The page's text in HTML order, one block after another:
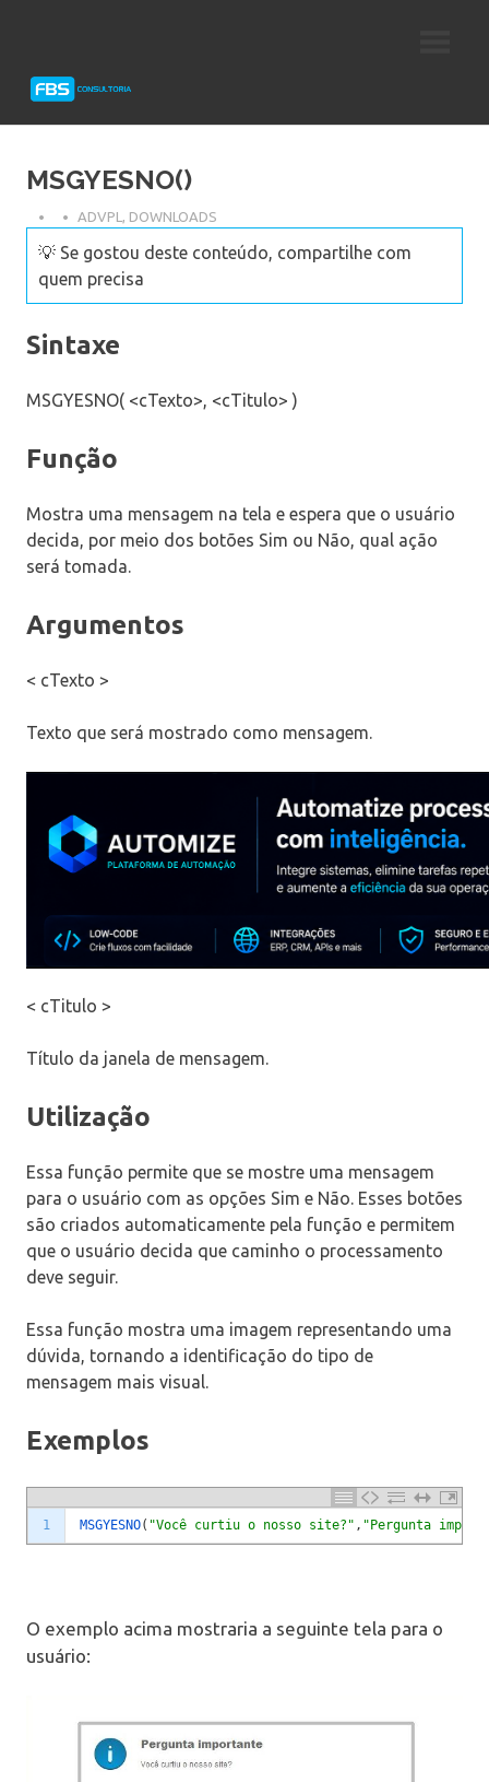
Protheus
MSGYESNO()
ADVPL , DOWNLOADS
💡 Se gostou deste conteúdo, compartilhe com
quem precisa
Sintaxe
MSGYESNO( <cTexto>, <cTitulo> )
Função
Mostra uma mensagem na tela e espera que o usuário
decida, por meio dos botões Sim ou Não, qual ação
será tomada.
Argumentos
< cTexto >
Texto que será mostrado como mensagem.
< cTitulo >
Título da janela de mensagem.
Utilização
Essa função permite que se mostre uma mensagem
para o usuário com as opções Sim e Não. Esses botões
são criados automaticamente pela função e permitem
que o usuário decida que caminho o processamento
deve seguir.
Essa função mostra uma imagem representando uma
dúvida, tornando a identificação do tipo de
mensagem mais visual.
Exemplos
1 MSGYESNO( "Você curtiu o nosso site?" , "Pergunta
O exemplo acima mostraria a seguinte tela para o
usuário: